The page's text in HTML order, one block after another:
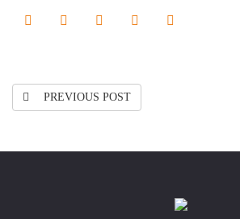
PREVIOUS POST